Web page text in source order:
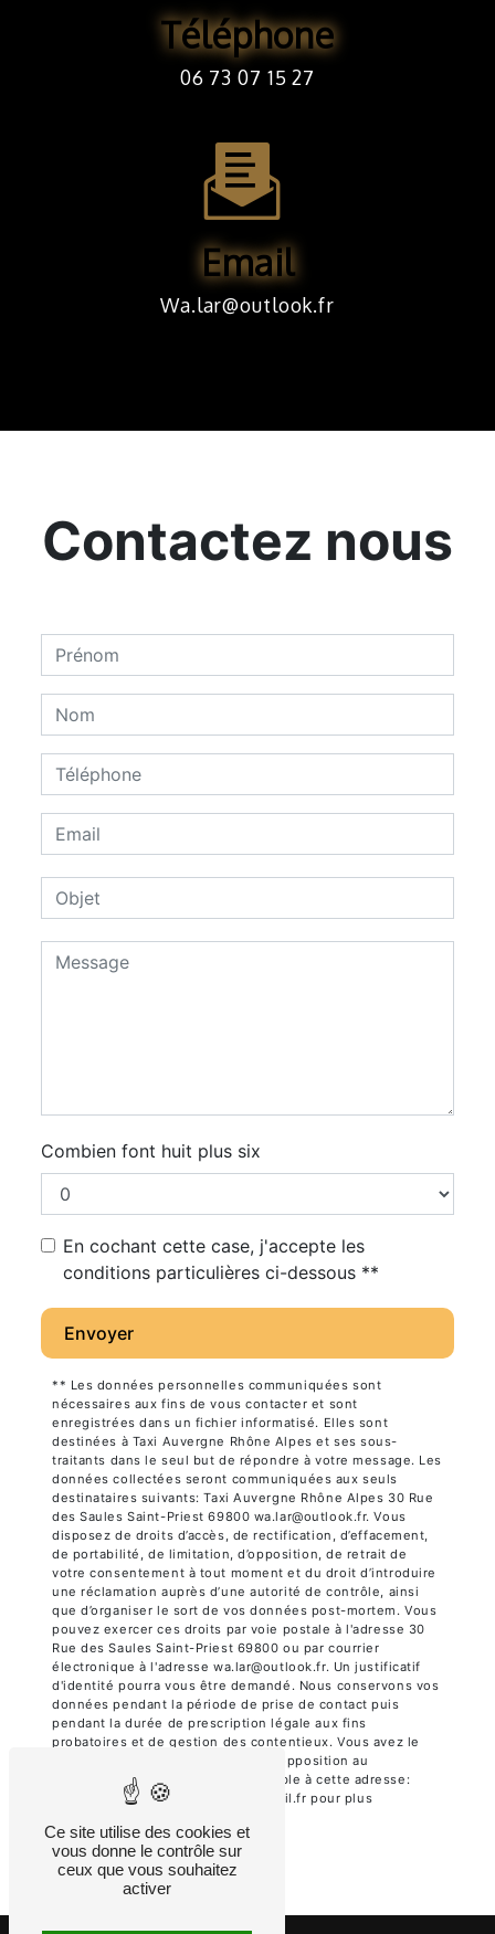
Téléphone
06 73 07 15 27
Email
wa.lar@outlook.fr
Contactez nous
Combien font huit plus six
En cochant cette case, j'accepte les
conditions particulières ci-dessous **
Envoyer
** Les données personnelles communiquées sont
nécessaires aux fins de vous contacter et sont
enregistrées dans un fichier informatisé. Elles sont
destinées à Taxi Auvergne Rhône Alpes et ses sous-
traitants dans le seul but de répondre à votre message. Les
données collectées seront communiquées aux seuls
destinataires suivants: Taxi Auvergne Rhône Alpes 30 Rue
des Saules Saint-Priest 69800 wa.lar@outlook.fr. Vous
disposez de droits d’accès, de rectification, d’effacement,
de portabilité, de limitation, d’opposition, de retrait de
votre consentement à tout moment et du droit d’introduire
une réclamation auprès d’une autorité de contrôle, ainsi
que d’organiser le sort de vos données post-mortem. Vous
pouvez exercer ces droits par voie postale à l'adresse 30
Rue des Saules Saint-Priest 69800 ou par courrier
électronique à l'adresse wa.lar@outlook.fr. Un justificatif
d'identité pourra vous être demandé. Nous conservons vos
données pendant la période de prise de contact puis
pendant la durée de prescription légale aux fins
probatoires et de gestion des contentieux. Vous avez le
droit de vous inscrire sur la liste d'opposition au
démarchage téléphonique, disponible à cette adresse:
Bloctel.gouv.fr
. Consultez le site cnil.fr pour plus
Ce site utilise des cookies et
vous donne le contrôle sur
ceux que vous souhaitez
activer